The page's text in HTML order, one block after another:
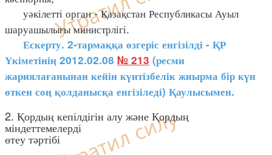
уәкілетті орган - Қазақстан Республикасы Ауыл
шаруашылығы министрлігі.
Ескерту. 2-тармаққа өзгеріс енгізілді - ҚР
Үкіметінің 2012.02.08 № 213 (ресми
жариялағанынан кейін күнтізбелік жиырма бір күн
өткен соң қолданысқа енгізіледі) Қаулысымен.
2. Қордың кепілдігін алу және Қордың
міндеттемелерді
өтеу тәртібі